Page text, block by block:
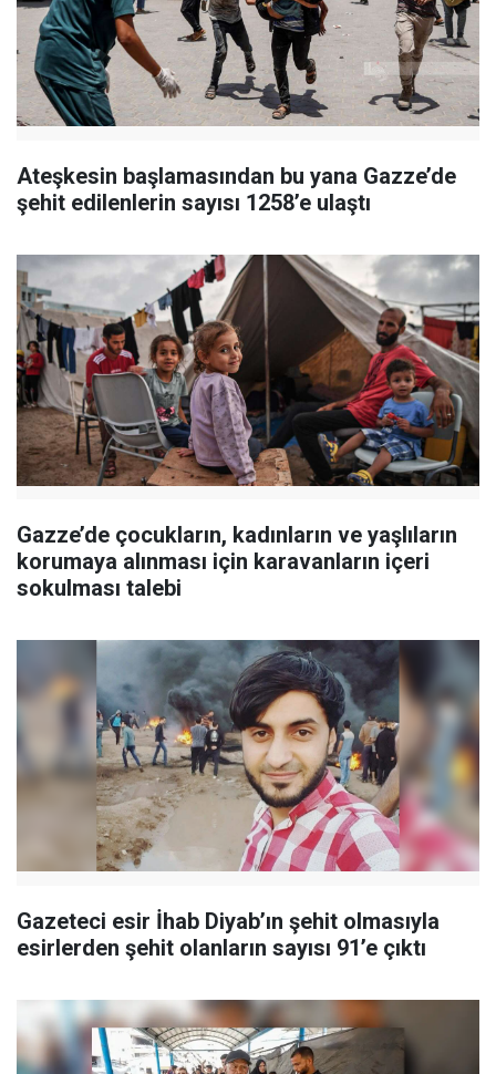
Ateşkesin başlamasından bu yana Gazze’de
şehit edilenlerin sayısı 1258’e ulaştı
Gazze’de çocukların, kadınların ve yaşlıların
korumaya alınması için karavanların içeri
sokulması talebi
Gazeteci esir İhab Diyab’ın şehit olmasıyla
esirlerden şehit olanların sayısı 91’e çıktı